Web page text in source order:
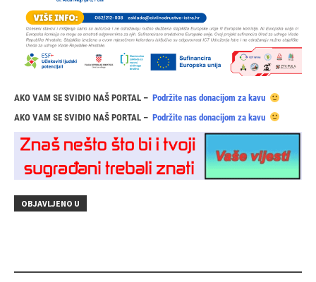
AKO VAM SE SVIDIO NAŠ PORTAL – Podržite nas donacijom za kavu
AKO VAM SE SVIDIO NAŠ PORTAL – Podržite nas donacijom za kavu
OBJAVLJENO U